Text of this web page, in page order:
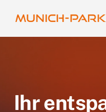
Inhalt
springen
Kontakt
Ihr